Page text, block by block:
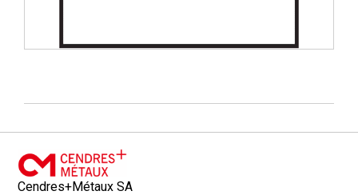
Cendres+Métaux SA